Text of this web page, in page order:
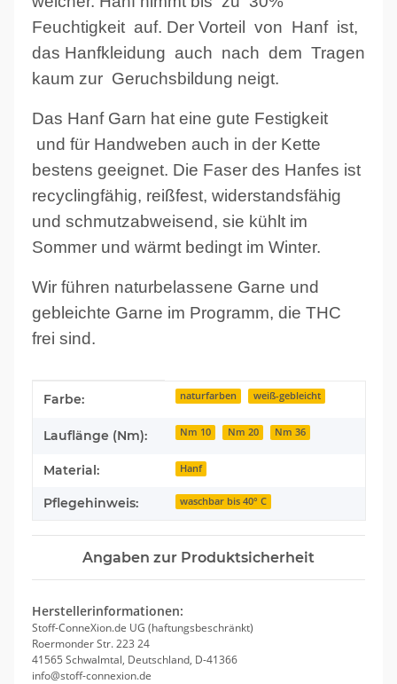
Feuchtigkeit auf. Der Vorteil von Hanf ist,
das Hanfkleidung auch nach dem Tragen
kaum zur Geruchsbildung neigt.
Das Hanf Garn hat eine gute Festigkeit
und für Handweben auch in der Kette
bestens geeignet. Die Faser des Hanfes ist
recyclingfähig, reißfest, widerstandsfähig
und schmutzabweisend, sie kühlt im
Sommer und wärmt bedingt im Winter.
Wir führen naturbelassene Garne und
gebleichte Garne im Programm, die THC
frei sind.
Produkteigenschaft
Wert
Farbe: naturfarben weiß-gebleicht
Lauflänge (Nm): Nm 10 Nm 20 Nm 36
Material: Hanf
Pflegehinweis: waschbar bis 40° C
Angaben zur Produktsicherheit
Herstellerinformationen:
Stoff-ConneXion.de UG (haftungsbeschränkt)
Roermonder Str. 223 24
41565 Schwalmtal, Deutschland, D-41366
info@stoff-connexion.de